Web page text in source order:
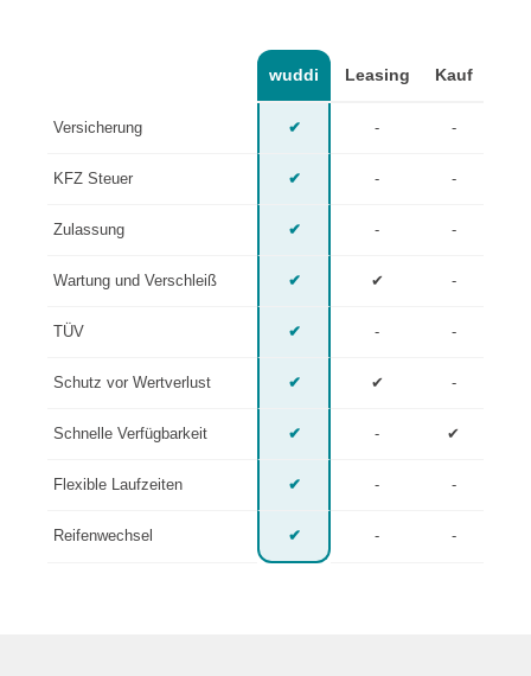
wuddi Leasing Kauf
Versicherung ✔ - -
KFZ Steuer ✔ - -
Zulassung ✔ - -
Wartung und Verschleiß ✔ ✔ -
TÜV ✔ - -
Schutz vor Wertverlust ✔ ✔ -
Schnelle Verfügbarkeit ✔ - ✔
Flexible Laufzeiten ✔ - -
Reifenwechsel ✔ - -